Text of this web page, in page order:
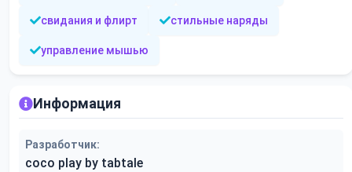
свидания и флирт стильные наряды
управление мышью
Информация
Разработчик:
coco play by tabtale